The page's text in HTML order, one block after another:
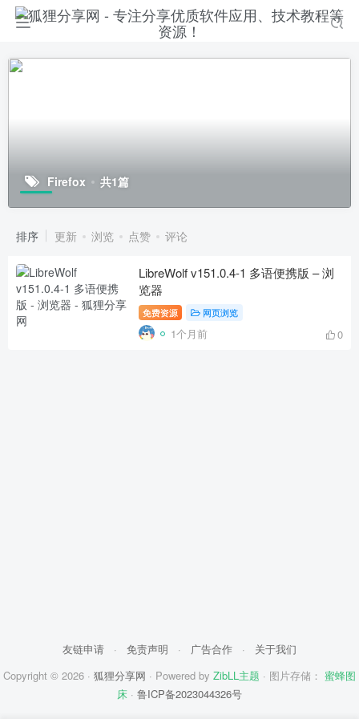
Firefox 共1篇
排序 更新 浏览 点赞 评论
LibreWolf v151.0.4-1 多语便携版 – 浏
览器
免费资源 网页浏览
1个月前 0
友链申请 · 免责声明 · 广告合作 ·
关于我们
Copyright © 2026 · 狐狸分享网 · Powered by ZibLL主题 · 图片存储： 蜜蜂图
床 · 鲁ICP备2023044326号